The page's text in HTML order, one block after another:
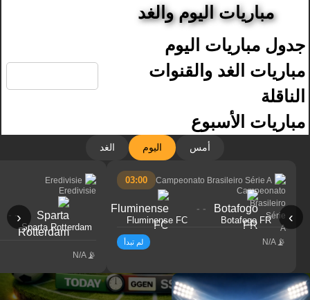
مباريات اليوم والغد
جدول مباريات اليوم
مباريات الغد والقنوات
الناقلة
مباريات الأسبوع
أمس اليوم الغد
‹ ›
Campeonato Brasileiro Série A
03:00
Botafogo FR
- -
Fluminense FC
N/A لم تبدأ
Eredivisie
Sparta Rotterdam
- -
N/A